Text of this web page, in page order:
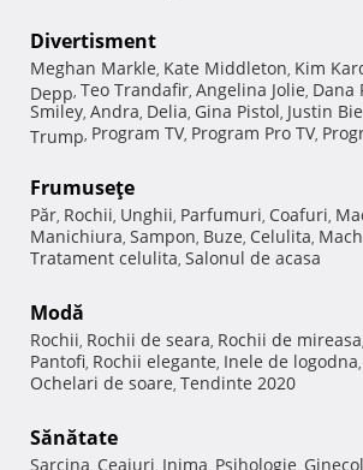
Divertisment
Meghan Markle, Kate Middleton, Kim
Depp, Teo Trandafir, Angelina Jolie, Dana
Smiley, Andra, Delia, Gina Pistol, Justin
Trump, Program TV, Program Pro TV,
Frumuseţe
Păr, Rochii, Unghii, Parfumuri, Coafuri,
Manichiura, Sampon, Buze, Celulita,
Tratament celulita, Salonul de acasa
Modă
Rochii, Rochii de seara, Rochii de mireasa,
Pantofi, Rochii elegante, Inele de logodna,
Ochelari de soare, Tendinte 2020
Sănătate
Sarcina, Ceaiuri, Inima, Psihologie,